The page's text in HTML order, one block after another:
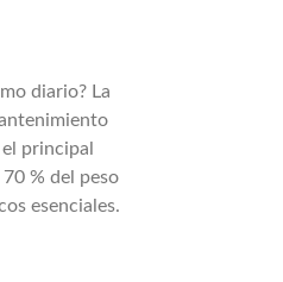
diario? La
principal
% del peso
esenciales.